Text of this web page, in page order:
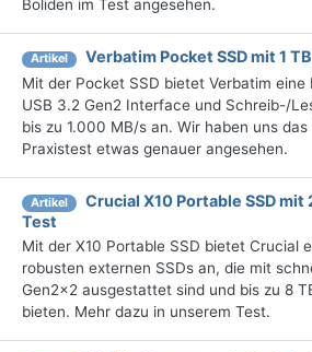
Boliden im Test angesehen.
Artikel Verbatim Pocket SSD mit 1
Mit der Pocket SSD bietet Verbatim eine
USB 3.2 Gen2 Interface und Schreib-/
bis zu 1.000 MB/s an. Wir haben uns das
Praxistest etwas genauer angesehen.
Artikel
Crucial X10 Portable SSD mit
Test
Mit der X10 Portable SSD bietet Crucial
robusten externen SSDs an, die mit
Gen2x2 ausgestattet sind und bis zu 8
bieten. Mehr dazu in unserem Test.